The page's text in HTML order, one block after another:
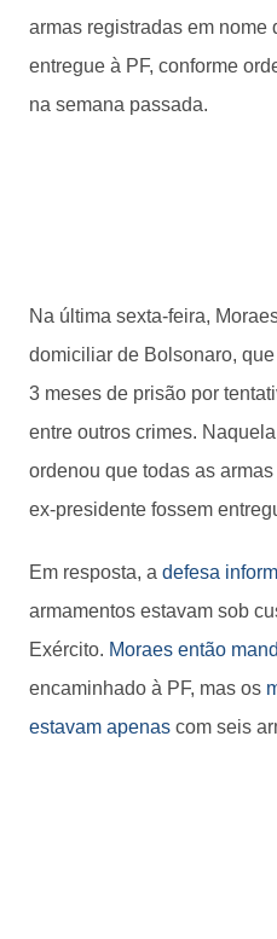
armas registradas em nome
entregue à PF, conforme
na semana passada.
Na última sexta-feira,
domiciliar de Bolsonaro,
3 meses de prisão por
entre outros crimes.
ordenou que todas as
ex-presidente fossem
Em resposta, a defesa
armamentos estavam sob
Exército. Moraes então
encaminhado à PF, mas os
estavam apenas com seis